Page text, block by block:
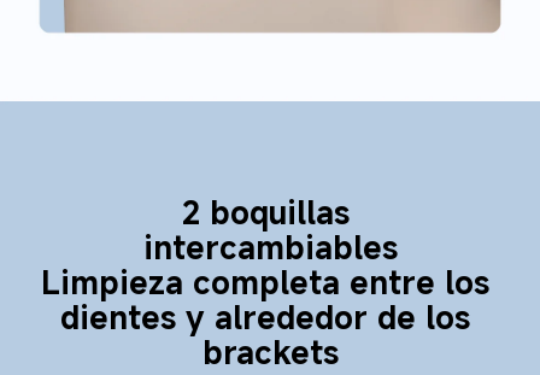
2 boquillas
intercambiables
Limpieza completa entre los
dientes y alrededor de los
brackets